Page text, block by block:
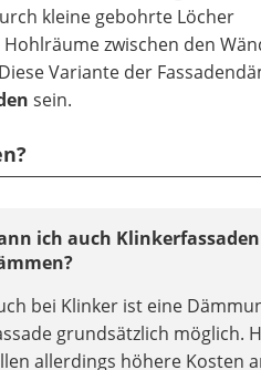
kleine gebohrte Löcher
zwischen den
Variante der
sein.
ich auch Klinkerfassaden
bei Klinker ist eine
grundsätzlich möglich.
allerdings höhere Kosten